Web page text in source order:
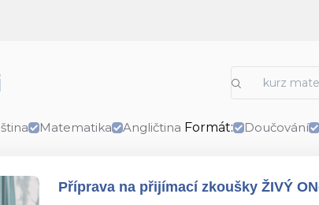
Matematika Angličtina Formát: Doučování
Příprava na přijímací zkoušky ŽIVÝ